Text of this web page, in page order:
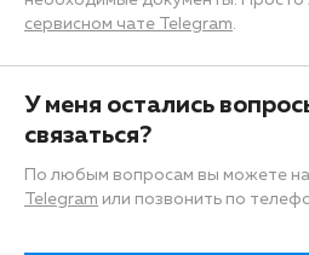
сервисном чате Telegram.
У меня остались
связаться?
По любым вопросам вы можете
Telegram или позвонить по